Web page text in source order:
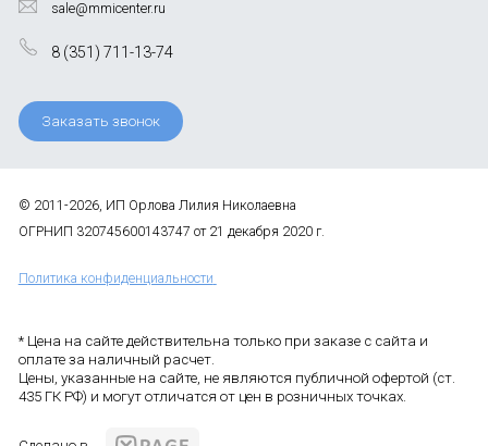
sale@mmicenter.ru
8 (351) 711-13-74
Заказать звонок
© 2011-2026, ИП Орлова Лилия Николаевна
ОГРНИП 320745600143747 от 21 декабря 2020 г.
Политика конфиденциальности
* Цена на сайте действительна только при заказе с сайта и
оплате за наличный расчет.
Цены, указанные на сайте, не являются публичной офертой (ст.
435 ГК РФ) и могут отличатся от цен в розничных точках.